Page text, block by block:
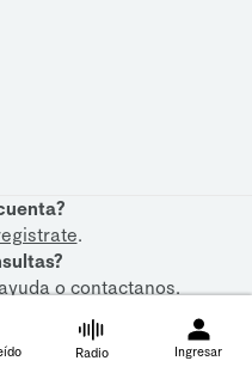
.
ocontactanos.
Radio Ingresar